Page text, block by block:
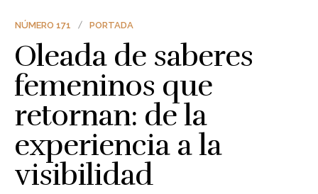
NÚMERO 171 PORTADA
Oleada de saberes
femeninos que
retornan: de la
experiencia a la
visibilidad